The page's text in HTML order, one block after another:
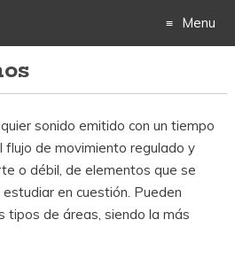
Menu
content
sonido emitido con un tiempo
flujo de movimiento regulado y
o débil, de elementos que se
en cuestión. Pueden
tipos de áreas, siendo la más